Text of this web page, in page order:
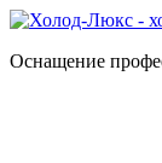
Оснащение